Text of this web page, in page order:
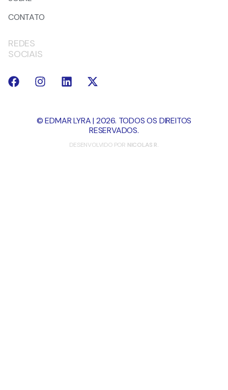
CONTATO
REDES
SOCIAIS
© EDMAR LYRA | 2026. TODOS OS DIREITOS
RESERVADOS.
DESENVOLVIDO POR NICOLAS R.